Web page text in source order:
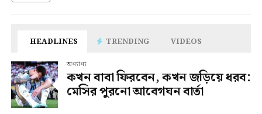
HEADLINES TRENDING VIDEOS
অন্যান্য
কখন বাবা ফিরবেন, কখন জড়িয়ে ধরব:
মেসির পুরনো আবেগঘন বার্তা